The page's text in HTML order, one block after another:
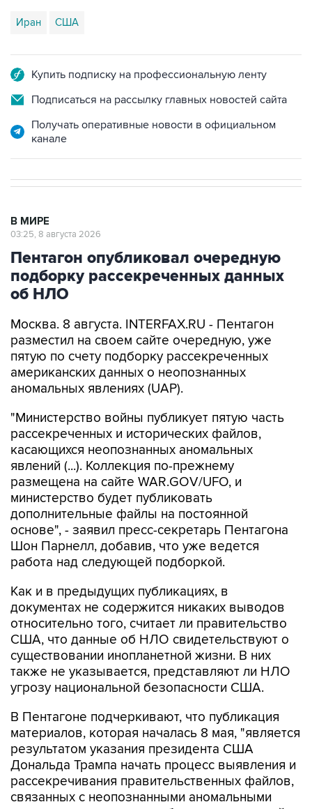
Подписаться на рассылку главных новостей сайта
Получать оперативные новости в официальном
Пентагон опубликовал очередную
подборку рассекреченных данных
об НЛО
Москва. 8 августа. INTERFAX.RU - Пентагон
пятую по счету подборку рассекреченных
американских данных о неопознанных
аномальных явлениях (UAP).
"Министерство войны публикует пятую часть
касающихся неопознанных аномальных
явлений (...). Коллекция по-прежнему
размещена на сайте WAR.GOV/UFO, и
министерство будет публиковать
дополнительные файлы на постоянной
основе", - заявил пресс-секретарь Пентагона
Шон Парнелл, добавив, что уже ведется
работа над следующей подборкой.
Как и в предыдущих публикациях, в
относительно того, считает ли правительство
США, что данные об НЛО свидетельствуют о
существовании инопланетной жизни. В них
также не указывается, представляют ли НЛО
угрозу национальной безопасности США.
В Пентагоне подчеркивают, что публикация
результатом указания президента США
Дональда Трампа начать процесс выявления и
рассекречивания правительственных файлов,
связанных с неопознанными аномальными
явлениями, в интересах обеспечения полной
прозрачности".